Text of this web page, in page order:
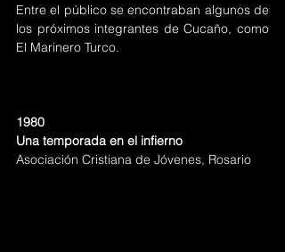
Entre el público se encontraban algunos de
los próximos integrantes de Cucaño, como
El Marinero Turco.
1980
Una temporada en el infierno
Asociación Cristiana de Jóvenes, Rosario